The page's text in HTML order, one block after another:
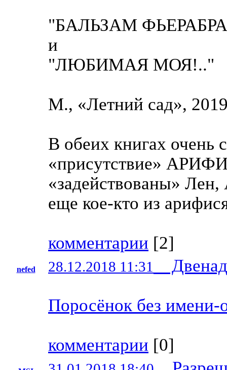
"БАЛЬЗАМ
и
"ЛЮБИМАЯ МОЯ!.."
М., «Летний сад»,
В обеих книгах очень
«присутствие»
«задействованы»
еще кое-кто из
комментарии [2]
nefed 28.12.2018 11:31
Поросёнок без имени-
комментарии [0]